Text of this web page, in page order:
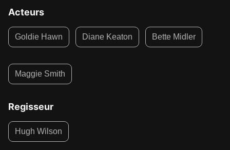
Acteurs
Goldie Hawn Diane Keaton Bette Midler
Maggie Smith
Regisseur
Hugh Wilson